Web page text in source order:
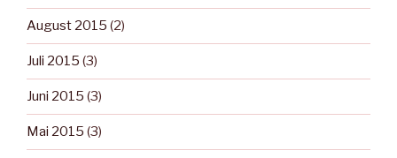
August 2015 (2)
Juli 2015 (3)
Juni 2015 (3)
Mai 2015 (3)